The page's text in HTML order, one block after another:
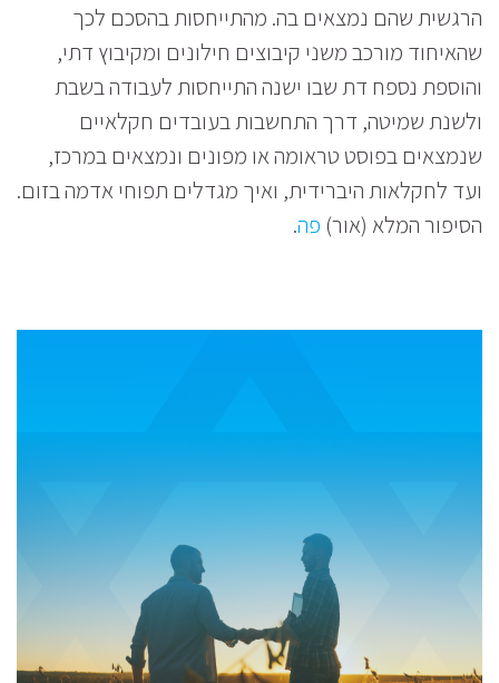
הרגשית שהם נמצאים בה. מהתייחסות בהסכם לכך
שהאיחוד מורכב משני קיבוצים חילונים ומקיבוץ דתי,
והוספת נספח דת שבו ישנה התייחסות לעבודה בשבת
ולשנת שמיטה, דרך התחשבות בעובדים חקלאיים
שנמצאים בפוסט טראומה או מפונים ונמצאים במרכז,
ועד לחקלאות היברידית, ואיך מגדלים תפוחי אדמה בזום.
הסיפור המלא (אור) פה.